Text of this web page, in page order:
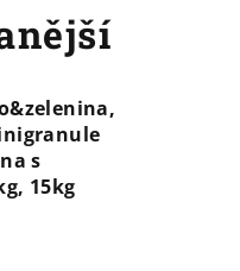
s
15kg